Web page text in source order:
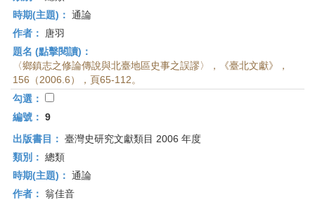
時期(主題)： 通論
作者：
唐羽
題名 (點擊閱讀)：
〈鄉鎮志之修論傳說與北臺地區史事之誤謬〉，《臺北文獻》，
156（2006.6），頁65-112。
勾選：
編號： 9
出版書目： 臺灣史研究文獻類目 2006 年度
類別： 總類
時期(主題)： 通論
作者： 翁佳音